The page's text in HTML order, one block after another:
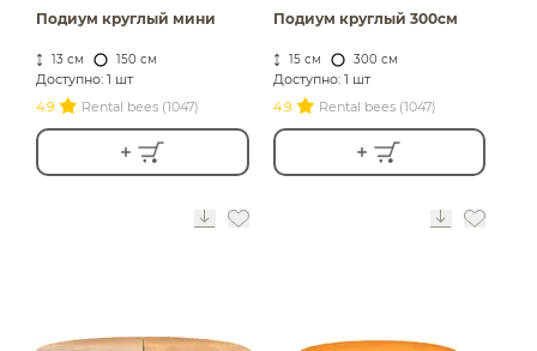
Подиум круглый мини
13 см 150 см
Доступно: 1 шт
4.9
Rental bees (1047)
Подиум круглый 300см
15 см 300 см
Доступно: 1 шт
4.9
Rental bees (1047)